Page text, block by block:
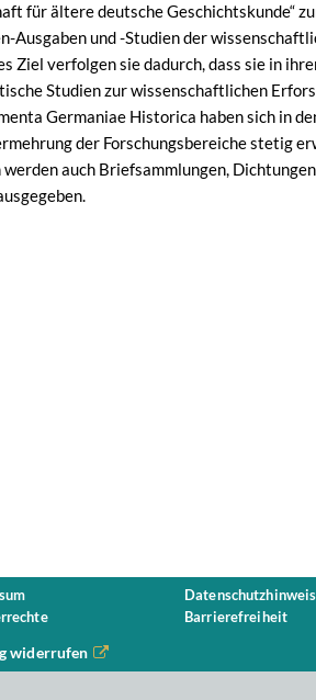
für ältere deutsche Geschichtskunde“
und -Studien der
Ziel verfolgen sie dadurch, dass sie in
Studien zur wissenschaftlichen
Germaniae Historica haben sich in
der Forschungsbereiche stetig
auch Briefsammlungen,
Barrierefreiheit
widerrufen